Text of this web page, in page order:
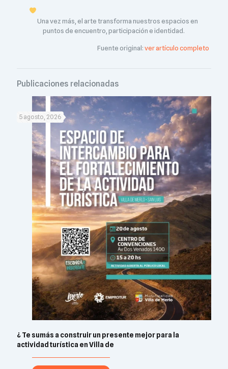
Una vez más, el arte transforma nuestros espacios en
puntos de encuentro, participación e identidad.
Fuente original:ver artículo completo
Publicaciones relacionadas
5 agosto, 2026
¿ Te sumás a construir un presente mejor para la
actividad turística en Villa de